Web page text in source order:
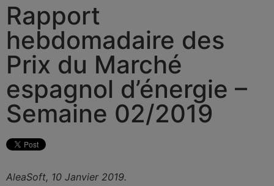
Rapport
hebdomadaire des
Prix du Marché
espagnol d’énergie –
Semaine 02/2019
AleaSoft, 10 Janvier 2019.